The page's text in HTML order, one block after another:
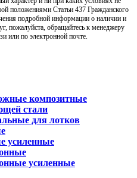
положениями Статьи 437 Гражданского
подробной информации о наличии и
пожалуйста, обращайтесь к менеджеру
или по электронной почте.
композитные
стали
для лотков
усиленные
усиленные